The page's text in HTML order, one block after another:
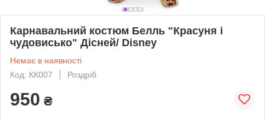
Карнавальний костюм Белль "Красуня і
чудовисько" Дісней/ Disney
Немає в наявності
Код: КК007
Роздріб
950 ₴